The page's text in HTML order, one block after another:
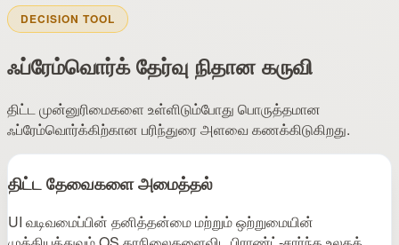
DECISION TOOL
ஃப்ரேம்வொர்க் தேர்வு நிதான கருவி
திட்ட முன்னுரிமைகளை உள்ளிடும்போது பொருத்தமான
ஃப்ரேம்வொர்க்கிற்கான பரிந்துரை அளவை கணக்கிடுகிறது.
திட்ட தேவைகளை அமைத்தல்
UI வடிவமைப்பின் தனித்தன்மை மற்றும் ஒற்றுமையின்